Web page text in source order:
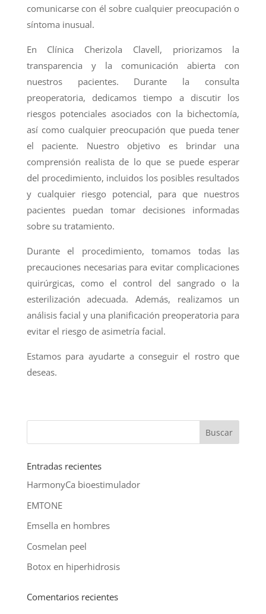
comunicarse con él sobre cualquier preocupación o
síntoma inusual.
En Clínica Cherizola Clavell, priorizamos la
transparencia y la comunicación abierta con
nuestros pacientes. Durante la consulta
preoperatoria, dedicamos tiempo a discutir los
riesgos potenciales asociados con la bichectomía,
así como cualquier preocupación que pueda tener
el paciente. Nuestro objetivo es brindar una
comprensión realista de lo que se puede esperar
del procedimiento, incluidos los posibles resultados
y cualquier riesgo potencial, para que nuestros
pacientes puedan tomar decisiones informadas
sobre su tratamiento.
Durante el procedimiento, tomamos todas las
precauciones necesarias para evitar complicaciones
quirúrgicas, como el control del sangrado o la
esterilización adecuada. Además, realizamos un
análisis facial y una planificación preoperatoria para
evitar el riesgo de asimetría facial.
Estamos para ayudarte a conseguir el rostro que
deseas.
Entradas recientes
HarmonyCa bioestimulador
EMTONE
Emsella en hombres
Cosmelan peel
Botox en hiperhidrosis
Comentarios recientes